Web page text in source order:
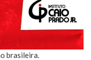
brasileira.